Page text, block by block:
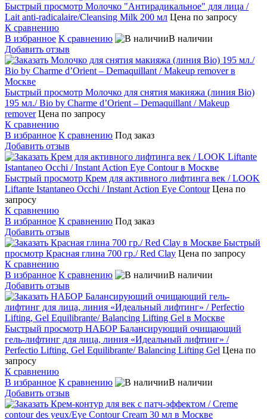
Быстрый просмотр Молочко "Антирадикальное" для лица /
Lait anti-radicalaire/Cleansing Milk 200 мл Цена по запросу
К сравнению
В избранное К сравнению
В наличии
Добавить отзыв
Быстрый просмотр Молочко для снятия макияжа (линия Bio)
195 мл./ Bio by Charme d’Orient – Demaquillant / Makeup
remover Цена по запросу
К сравнению
В избранное К сравнению Под заказ
Добавить отзыв
Быстрый просмотр Крем для активного лифтинга век / LOOK
Liftante Istantaneo Occhi / Instant Action Eye Contour Цена по
запросу
К сравнению
В избранное К сравнению Под заказ
Добавить отзыв
Быстрый
просмотр Красная глина 700 гр./ Red Clay Цена по запросу
К сравнению
В избранное К сравнению
В наличии
Добавить отзыв
Быстрый просмотр НАБОР Балансирующий очищающий
гель-лифтинг для лица, линия «Идеальный лифтинг» /
Perfectio Lifting, Gel Equilibrante/ Balancing Lifting Gel Цена по
запросу
К сравнению
В избранное К сравнению
В наличии
Добавить отзыв